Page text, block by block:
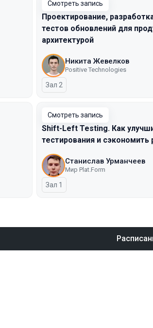
Смотреть запись
Проектирование,
тестов обновлений для
архитектурой
Никита Жевелков
Positive Technologies
Зал 2
Смотреть запись
Shift-Left Testing. Как
тестирования и
Станислав Урманчеев
Мир Plat.Form
Зал 1